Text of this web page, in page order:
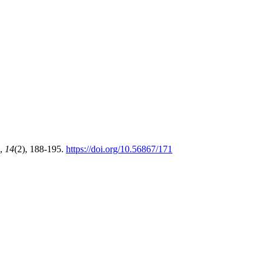
, 14(2), 188-195. https://doi.org/10.56867/171